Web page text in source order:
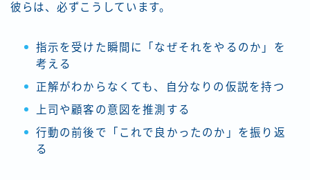
彼らは、必ずこうしています。
指示を受けた瞬間に「なぜそれをやるのか」を
考える
正解がわからなくても、自分なりの仮説を持つ
上司や顧客の意図を推測する
行動の前後で「これで良かったのか」を振り返
る